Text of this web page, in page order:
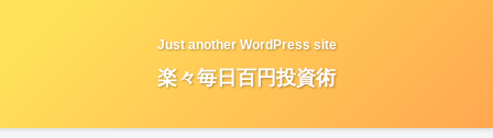
Just another WordPress site
楽々毎日百円投資術